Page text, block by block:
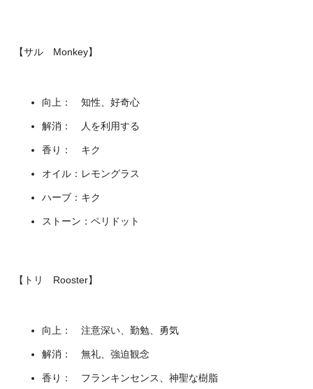
【サル Monkey】
向上： 知性、好奇心
解消： 人を利用する
香り： キク
オイル：レモングラス
ハーブ：キク
ストーン：ペリドット
【トリ Rooster】
向上： 注意深い、勤勉、勇気
解消： 無礼、強迫観念
香り： フランキンセンス、神聖な樹脂